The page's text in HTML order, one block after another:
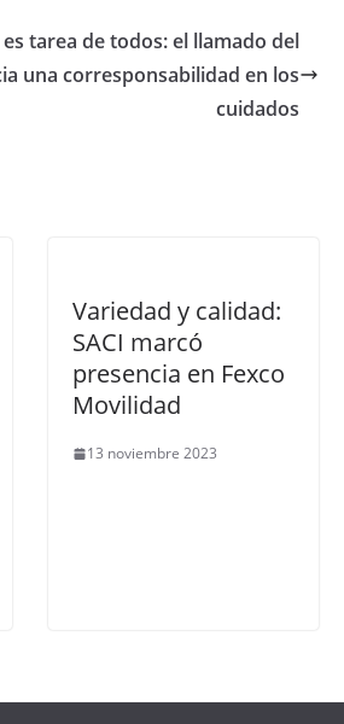
tarea de todos: el llamado del
una corresponsabilidad en los
cuidados
Variedad y calidad:
SACI marcó
presencia en Fexco
Movilidad
13 noviembre 2023